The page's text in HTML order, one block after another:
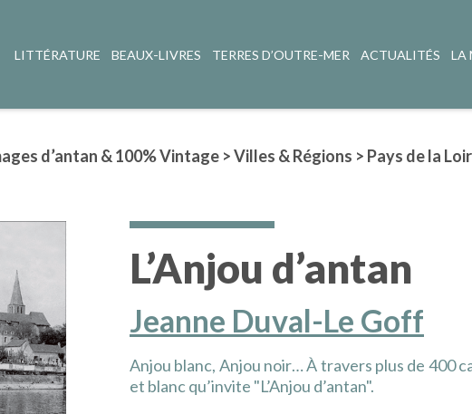
LITTÉRATURE BEAUX-LIVRES TERRES D’OUTRE-MER ACTUALITÉS LA
d’antan & 100% Vintage >Villes & Régions > Pays de la
L’Anjou d’antan
Jeanne Duval-Le Goff
Anjou blanc, Anjou noir… À travers plus de 400
et blanc qu’invite "L’Anjou d’antan".